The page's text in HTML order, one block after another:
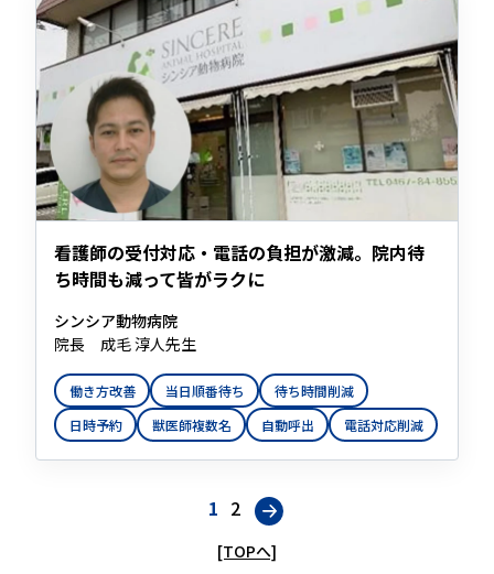
看護師の受付対応・電話の負担が激減。院内待
ち時間も減って皆がラクに
シンシア動物病院
院長 成毛 淳人先生
働き方改善 当日順番待ち
待ち時間削減
日時予約
獣医師複数名 自動呼出 電話対応削減
1 2
[TOPへ]